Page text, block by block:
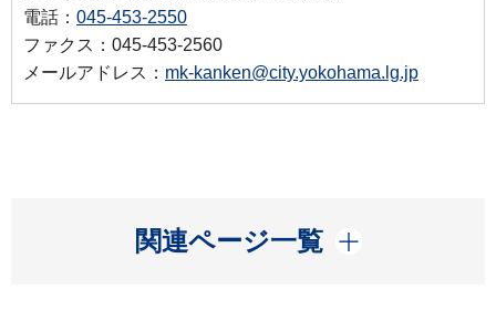
電話： 045-453-2550
ファクス：045-453-2560
メールアドレス： mk-kanken@city.yokohama.lg.jp
関連ページ一覧
開く